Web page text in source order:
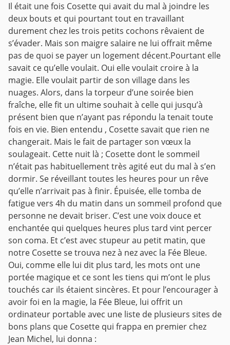
Il était une fois Cosette qui avait du mal à joindre les
deux bouts et qui pourtant tout en travaillant
durement chez les trois petits cochons rêvaient de
s’évader. Mais son maigre salaire ne lui offrait même
pas de quoi se payer un logement décent.Pourtant elle
savait ce qu’elle voulait. Oui elle voulait croire à la
magie. Elle voulait partir de son village dans les
nuages. Alors, dans la torpeur d’une soirée bien
fraîche, elle fit un ultime souhait à celle qui jusqu’à
présent bien que n’ayant pas répondu la tenait toute
fois en vie. Bien entendu , Cosette savait que rien ne
changerait. Mais le fait de partager son vœux la
soulageait. Cette nuit là ; Cosette dont le sommeil
n’était pas habituellement très agité eut du mal à s’en
dormir. Se réveillant toutes les heures pour un rêve
qu’elle n’arrivait pas à finir. Épuisée, elle tomba de
fatigue vers 4h du matin dans un sommeil profond que
personne ne devait briser. C’est une voix douce et
enchantée qui quelques heures plus tard vint percer
son coma. Et c’est avec stupeur au petit matin, que
notre Cosette se trouva nez à nez avec la Fée Bleue.
Oui, comme elle lui dit plus tard, les mots ont une
portée magique et ce sont les tiens qui m’ont le plus
touchés car ils étaient sincères. Et pour l’encourager à
avoir foi en la magie, la Fée Bleue, lui offrit un
ordinateur portable avec une liste de plusieurs sites de
bons plans que Cosette qui frappa en premier chez
Jean Michel, lui donna :